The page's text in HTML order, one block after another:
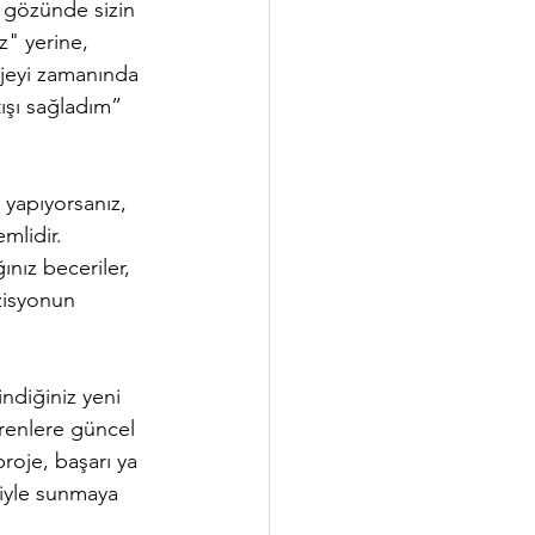
sizin
yerine,
zamanında
sağladım”
beceriler,
yeni
güncel
başarı ya
sunmaya